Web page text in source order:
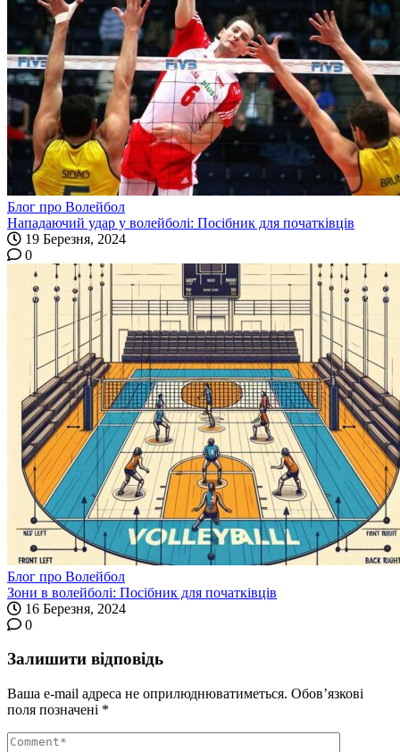
Блог про Волейбол
Нападаючий удар у волейболі: Посібник для початківців
19 Березня, 2024
0
Блог про Волейбол
Зони в волейболі: Посібник для початківців
16 Березня, 2024
0
Залишити відповідь
Ваша e-mail адреса не оприлюднюватиметься. Обов’язкові
поля позначені *